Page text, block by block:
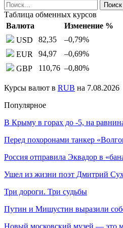
Таблица обменных курсов
Валюта
Изменение %
USD
82,35 –0,79%
EUR
94,97 –0,69%
GBP
110,76 –0,80%
Курсы валют в RUB на 7.08.2026
Популярное
В Крыму в горах до -5, на
Перед похоронами танкер
Россия отправила Эквадор в
Ушел из жизни поэт Дмитрий
Три дороги. Три судьбы
Путин и Мишустин выразили
Новый московский музей — это